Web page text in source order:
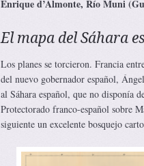
Enrique d’Almonte, Río Muni
El mapa del Sáhara
Los planes se torcieron. Francia
del nuevo gobernador español,
al Sáhara español, que no disponía
Protectorado franco-español sobre
siguiente un excelente bosquejo